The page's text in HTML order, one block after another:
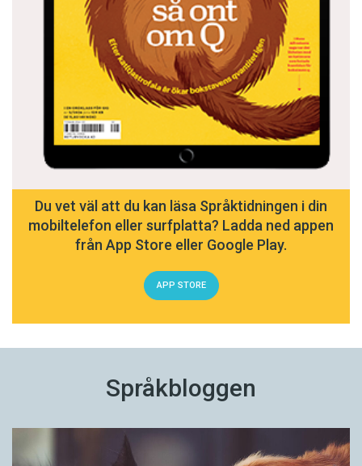
Du vet väl att du kan läsa Språktidningen i din
mobiltelefon eller surfplatta? Ladda ned appen
från App Store eller Google Play.
APP STORE
Språkbloggen